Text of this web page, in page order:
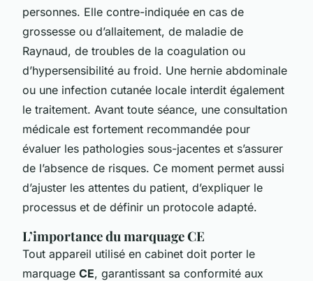
personnes. Elle contre-indiquée en cas de
grossesse ou d’allaitement, de maladie de
Raynaud, de troubles de la coagulation ou
d’hypersensibilité au froid. Une hernie abdominale
ou une infection cutanée locale interdit également
le traitement. Avant toute séance, une consultation
médicale est fortement recommandée pour
évaluer les pathologies sous-jacentes et s’assurer
de l’absence de risques. Ce moment permet aussi
d’ajuster les attentes du patient, d’expliquer le
processus et de définir un protocole adapté.
L’importance du marquage CE
Tout appareil utilisé en cabinet doit porter le
marquage CE, garantissant sa conformité aux